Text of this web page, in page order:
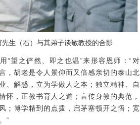
先生（右）与其弟子谈敏教授的合影
“望之俨然、即之也温”来形容恩师：“对
，胡老是令人景仰而又倍感亲切的泰山北
、解惑，立为学做人之本；独立精神、自
怀，正教书育人之道；言传身教的典范，
；博学精到的点拨，启茅塞顿开之悟；宽
”